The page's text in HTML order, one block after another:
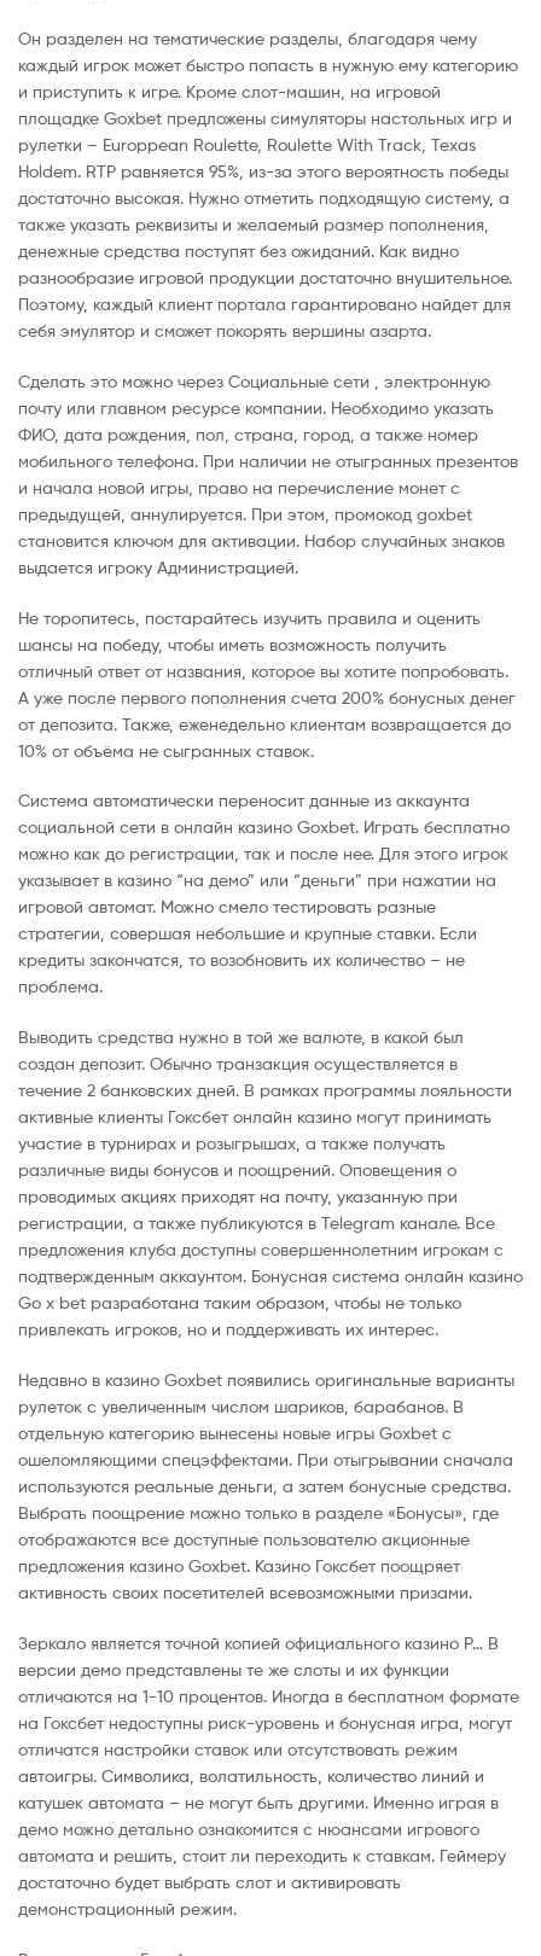
Он разделен на тематические разделы, благодаря чему
каждый игрок может быстро попасть в нужную ему категорию
и приступить к игре. Кроме слот-машин, на игровой
площадке Goxbet предложены симуляторы настольных игр и
рулетки – Europpean Roulette, Roulette With Track, Texas
Holdem. RTP равняется 95%, из-за этого вероятность победы
достаточно высокая. Нужно отметить подходящую систему, а
также указать реквизиты и желаемый размер пополнения,
денежные средства поступят без ожиданий. Как видно
разнообразие игровой продукции достаточно внушительное.
Поэтому, каждый клиент портала гарантировано найдет для
себя эмулятор и сможет покорять вершины азарта.
Сделать это можно через Социальные сети , электронную
почту или главном ресурсе компании. Необходимо указать
ФИО, дата рождения, пол, страна, город, а также номер
мобильного телефона. При наличии не отыгранных презентов
и начала новой игры, право на перечисление монет с
предыдущей, аннулируется. При этом, промокод goxbet
становится ключом для активации. Набор случайных знаков
выдается игроку Администрацией.
Не торопитесь, постарайтесь изучить правила и оценить
шансы на победу, чтобы иметь возможность получить
отличный ответ от названия, которое вы хотите попробовать.
А уже после первого пополнения счета 200% бонусных денег
от депозита. Также, еженедельно клиентам возвращается до
10% от объёма не сыгранных ставок.
Система автоматически переносит данные из аккаунта
социальной сети в онлайн казино Goxbet. Играть бесплатно
можно как до регистрации, так и после нее. Для этого игрок
указывает в казино “на демо” или “деньги” при нажатии на
игровой автомат. Можно смело тестировать разные
стратегии, совершая небольшие и крупные ставки. Если
кредиты закончатся, то возобновить их количество – не
проблема.
Выводить средства нужно в той же валюте, в какой был
создан депозит. Обычно транзакция осуществляется в
течение 2 банковских дней. В рамках программы лояльности
активные клиенты Гоксбет онлайн казино могут принимать
участие в турнирах и розыгрышах, а также получать
различные виды бонусов и поощрений. Оповещения о
проводимых акциях приходят на почту, указанную при
регистрации, а также публикуются в Telegram канале. Все
предложения клуба доступны совершеннолетним игрокам с
подтвержденным аккаунтом. Бонусная система онлайн казино
Go x bet разработана таким образом, чтобы не только
привлекать игроков, но и поддерживать их интерес.
Недавно в казино Goxbet появились оригинальные варианты
рулеток с увеличенным числом шариков, барабанов. В
отдельную категорию вынесены новые игры Goxbet с
ошеломляющими спецэффектами. При отыгрывании сначала
используются реальные деньги, а затем бонусные средства.
Выбрать поощрение можно только в разделе «Бонусы», где
отображаются все доступные пользователю акционные
предложения казино Goxbet. Казино Гоксбет поощряет
активность своих посетителей всевозможными призами.
Зеркало является точной копией официального казино P… В
версии демо представлены те же слоты и их функции
отличаются на 1-10 процентов. Иногда в бесплатном формате
на Гоксбет недоступны риск-уровень и бонусная игра, могут
отличатся настройки ставок или отсутствовать режим
автоигры. Символика, волатильность, количество линий и
катушек автомата – не могут быть другими. Именно играя в
демо можно детально ознакомится с нюансами игрового
автомата и решить, стоит ли переходить к ставкам. Геймеру
достаточно будет выбрать слот и активировать
демонстрационный режим.